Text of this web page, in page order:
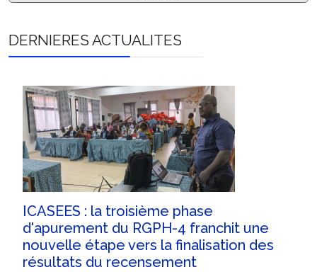
DERNIERES ACTUALITES
ICASEES : la troisième phase
d'apurement du RGPH-4 franchit une
nouvelle étape vers la finalisation des
résultats du recensement